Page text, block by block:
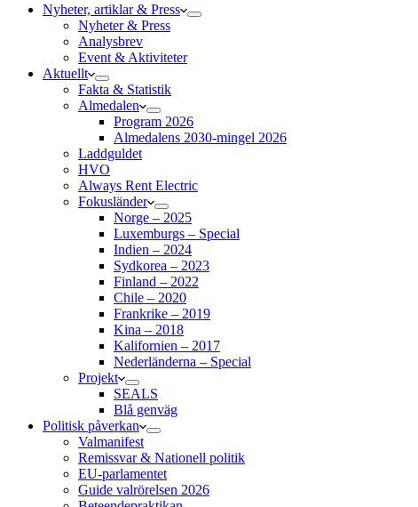
Nyheter, artiklar & Press
Nyheter & Press
Analysbrev
Event & Aktiviteter
Aktuellt
Fakta & Statistik
Almedalen
Program 2026
Almedalens 2030-mingel 2026
Laddguldet
HVO
Always Rent Electric
Fokusländer
Norge – 2025
Luxemburgs – Special
Indien – 2024
Sydkorea – 2023
Finland – 2022
Chile – 2020
Frankrike – 2019
Kina – 2018
Kalifornien – 2017
Nederländerna – Special
Projekt
SEALS
Blå genväg
Politisk påverkan
Valmanifest
Remissvar & Nationell politik
EU-parlamentet
Guide valrörelsen 2026